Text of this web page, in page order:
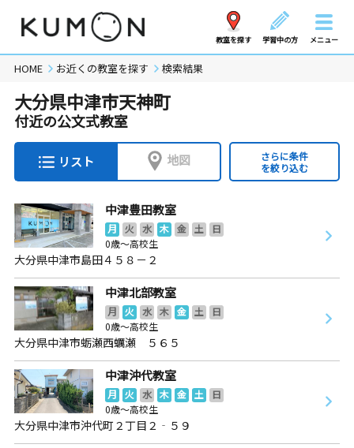
教室を探す 学習中の方 メニュー
HOME お近くの教室を探す 検索結果
大分県中津市天神町
付近の公文式教室
リスト 地図
さらに条件
を絞り込む
中津豊田教室
月 火 水 木 金 土
日
0歳～高校生
大分県中津市島田４５８－２
中津北部教室
月 火 水 木 金 土
日
0歳～高校生
大分県中津市蛎瀬西蠣瀬 ５６５
中津沖代教室
月 火 水 木 金 土
日
0歳～高校生
大分県中津市沖代町２丁目２‐５９